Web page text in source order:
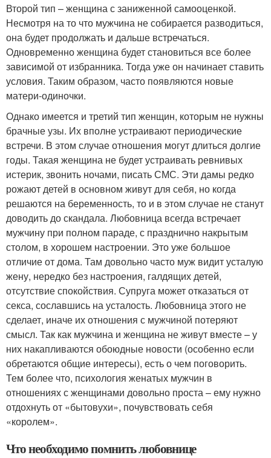
Второй тип – женщина с заниженной самооценкой.
Несмотря на то что мужчина не собирается разводиться,
она будет продолжать и дальше встречаться.
Одновременно женщина будет становиться все более
зависимой от избранника. Тогда уже он начинает ставить
условия. Таким образом, часто появляются новые
матери-одиночки.
Однако имеется и третий тип женщин, которым не нужны
брачные узы. Их вполне устраивают периодические
встречи. В этом случае отношения могут длиться долгие
годы. Такая женщина не будет устраивать ревнивых
истерик, звонить ночами, писать СМС. Эти дамы редко
рожают детей в основном живут для себя, но когда
решаются на беременность, то и в этом случае не станут
доводить до скандала. Любовница всегда встречает
мужчину при полном параде, с празднично накрытым
столом, в хорошем настроении. Это уже большое
отличие от дома. Там довольно часто муж видит усталую
жену, нередко без настроения, галдящих детей,
отсутствие спокойствия. Супруга может отказаться от
секса, сославшись на усталость. Любовница этого не
сделает, иначе их отношения с мужчиной потеряют
смысл. Так как мужчина и женщина не живут вместе – у
них накапливаются обоюдные новости (особенно если
обретаются общие интересы), есть о чем поговорить.
Тем более что, психология женатых мужчин в
отношениях с женщинами довольно проста – ему нужно
отдохнуть от «бытовухи», почувствовать себя
«королем».
Что необходимо помнить любовнице